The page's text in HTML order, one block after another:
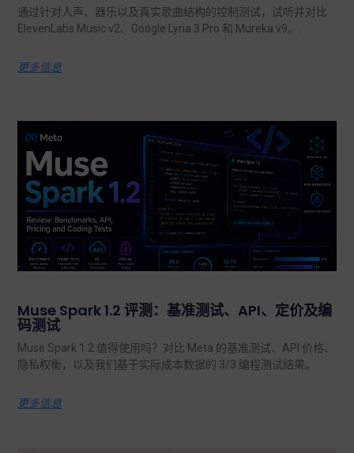
通过针对人声、器乐以及真实歌曲结构的控制测试，试听并对比
ElevenLabs Music v2、Google Lyria 3 Pro 和 Mureka v9。.
更多信息
Muse Spark 1.2 评测：基准测试、API、定价及编
码测试
Muse Spark 1.2 值得使用吗？对比 Meta 的基准测试、API 价格、
隐私权衡，以及我们基于实际成本数据的 3/3 编程测试结果。.
更多信息